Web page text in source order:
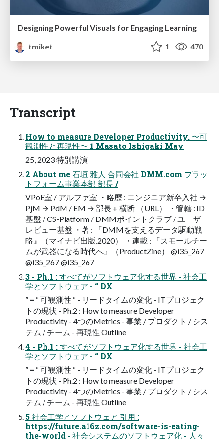
Designing Powerful Visuals for Engaging Learning
tmiket
1 470
Transcript
How to measure Developer Productivity. 〜可
観測性と再現性〜 1 Masato Ishigaki May
25, 2023 特別講演
2 About me 石垣 雅人 合同会社 DMM.com プラッ
トフォーム事業本部 部長 /
VPoE室 / アルファ室 ・略歴 : エンジニア新卒入社 →
PjM → PdM / EM → 部長 + 横断 （URL） ・管轄 : ID
基盤 / CS-Platform / DMMポイントクラブ / ユーザー
レビュー基盤 ・著 : 『DMMを支えるデータ駆動戦
略』（マイナビ出版,2020） ・連載 : 『スモールチー
ムが武器になる時代へ』（ProductZine） @i35_267
@i35_267 @i35_267
3 - Ph.1 : すべてがソフトウェア化する世界 - 社会工
学とソフトウェア - “ DX
” = “ 可観測性 “ - リードタイムの変化 - ITプロジェク
トの現状 - Ph.2 : How to measure Developer
Productivity - 4つのMetrics - 事業 / プロダクト / シス
テム / チーム - 再現性 Outline
4 - Ph.1 : すべてがソフトウェア化する世界 - 社会工
学とソフトウェア - “ DX
” = “ 可観測性 “ - リードタイムの変化 - ITプロジェク
トの現状 - Ph.2 : How to measure Developer
Productivity - 4つのMetrics - 事業 / プロダクト / シス
テム / チーム - 再現性 Outline
5 社会工学とソフトウェア 引用 :
https://future.a16z.com/software-is-eating-
the-world - 社会システムのソフトウェア化 - 人々